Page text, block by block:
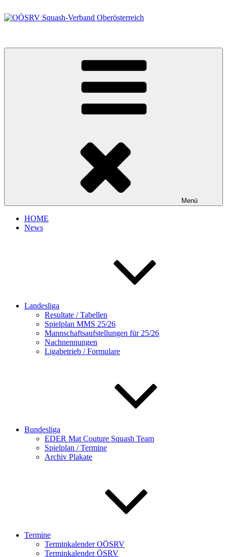
Inhalt
Menü
HOME
News
Landesliga
Resultate / Tabellen
Spielplan MMS 25/26
Mannschaftsaufstellungen für 25/26
Nachnennungen
Ligabetrieb / Formulare
Bundesliga
EDER Mat Couture Squash Team
Spielplan / Termine
Archiv Plakate
Termine
Terminkalender OÖSRV
Terminkalender ÖSRV